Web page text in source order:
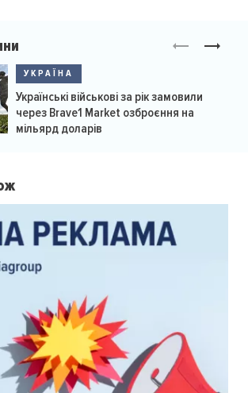
УКРАЇНА
Українські військові за рік замовили
через Brave1 Market озброєння на
мільярд доларів